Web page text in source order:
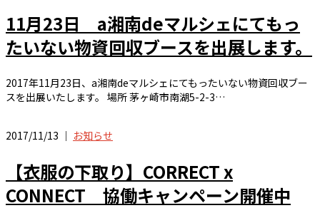
11月23日 a湘南deマルシェにてもっ
たいない物資回収ブースを出展します。
2017年11月23日、a湘南deマルシェにてもったいない物資回収ブー
スを出展いたします。 場所 茅ヶ崎市南湖5-2-3…
2017/11/13 ｜ お知らせ
【衣服の下取り】CORRECT x
CONNECT 協働キャンペーン開催中